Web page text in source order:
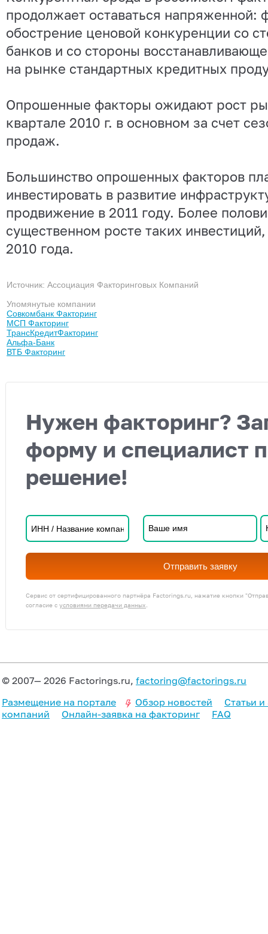
продолжает оставаться напряженной:
обострение ценовой конкуренции со
банков и со стороны
на рынке стандартных кредитных
Опрошенные факторы ожидают рост
квартале 2010 г. в основном за счет
продаж.
Большинство опрошенных факторов
инвестировать в развитие
продвижение в 2011 году. Более
существенном росте таких
2010 года.
Источник: Ассоциация Факторинговых Компаний
Упомянутые компании
Совкомбанк Факторинг
МСП Факторинг
ТрансКредитФакторинг
Альфа-Банк
ВТБ Факторинг
Нужен факторинг?
форму и специалист
решение!
Отправить заявку
Сервис от сертифицированного партнёра Factorings.ru, нажатие кнопки
согласие с условиями передачи данных.
© 2007— 2026 Factorings.ru, factoring@factorings.ru
Размещение на портале
Обзор новостей
Статьи
компаний
Онлайн-заявка на факторинг FAQ